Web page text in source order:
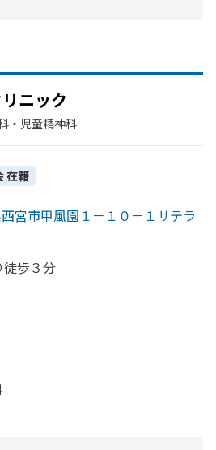
ニック
・​児童精神科
在籍
宮市甲風園１－１０－１サテラ
徒歩３分